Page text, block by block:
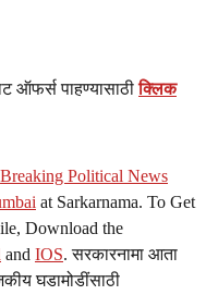
ऑफर्स पाहण्यासाठीक्लिक
Breaking Political News
at Sarkarnama. To Get
Download the
and IOS. सरकारनामा आता
घडामोडींसाठी